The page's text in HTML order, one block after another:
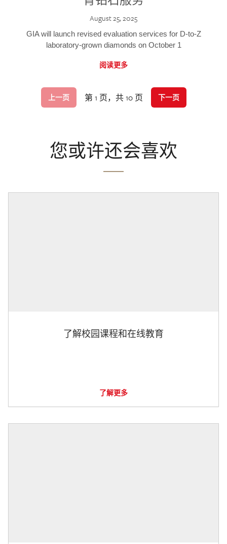
August 25, 2025
GIA will launch revised evaluation services for D-to-Z
laboratory-grown diamonds on October 1
阅读更多
上一页 第 1 页，共 10 页 下一页
您或许还会喜欢
了解校园课程和在线教育
了解更多